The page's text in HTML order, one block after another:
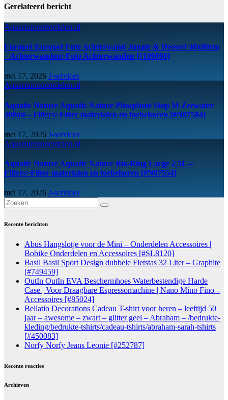
Gerelateerd bericht
Aquariumonderdelen.nl
Europet Europet Foto Achterwand Jungle & Dessert 40x80cm
– Achterwanden>Foto Achterwanden [#109090]
mei 17, 2026 J-services
Aquariumonderdelen.nl
Aquatic Nature Aquatic Nature Phosphate Stop M Zeewater
300ml – Filters>Filter materialen en toebehoren [#N07584]
mei 17, 2026 J-services
Aquariumonderdelen.nl
Aquatic Nature Aquatic Nature Bio-Ring Large 2.5L –
Filters>Filter materialen en toebehoren [#N07554]
mei 17, 2026 J-services
Recente berichten
Abus Hangslotje voor de Mini – Onderdelen Accessoires |
Bobike Onderdelen en Accessoires [#SL8120]
Basil Basil Sport Design dubbele Fietstas 32 Liter – Graphite
[#749459]
OutIn OutIn EVA Beschermhoes Waterbestendige Harde
Case | Voor Draagbare Espressomachine | Nano Mino Fino –
Accessoires [#85024]
Bellatio Decorations Cadeau T-shirt voor heren – leeftijd 50
jaar – awesome – zwart – glitter geel – Abraham – /bedrukte-
kleding/bedrukte-tshirts/cadeau-tshirts/abraham-sarah-tshirts
[#450083]
Norfy Norfy Jeans Leonie [#252787]
Recente reacties
Archieven